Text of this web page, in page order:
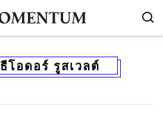
ธีโอดอร์ รูสเวลต์